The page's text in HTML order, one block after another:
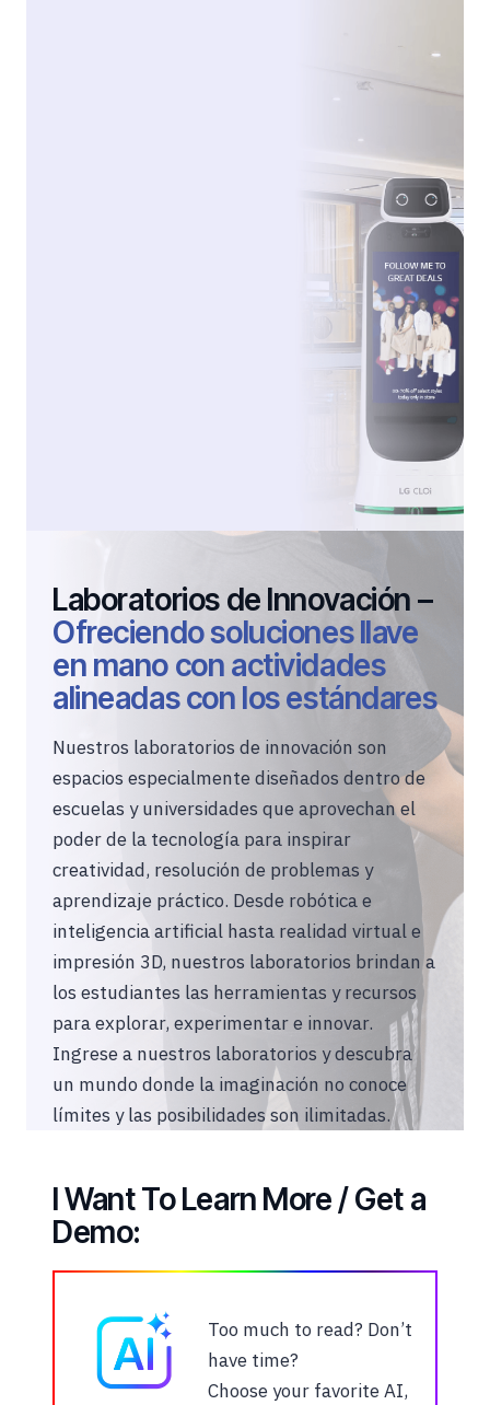
Laboratorios de Innovación –
Ofreciendo soluciones llave
en mano con actividades
alineadas con los estándares
Nuestros laboratorios de innovación son
espacios especialmente diseñados dentro de
escuelas y universidades que aprovechan el
poder de la tecnología para inspirar
creatividad, resolución de problemas y
aprendizaje práctico. Desde robótica e
inteligencia artificial hasta realidad virtual e
impresión 3D, nuestros laboratorios brindan a
los estudiantes las herramientas y recursos
para explorar, experimentar e innovar.
Ingrese a nuestros laboratorios y descubra
un mundo donde la imaginación no conoce
límites y las posibilidades son ilimitadas.
I Want To Learn More / Get a
Demo:
Too much to read? Don’t
have time?
Choose your favorite AI,